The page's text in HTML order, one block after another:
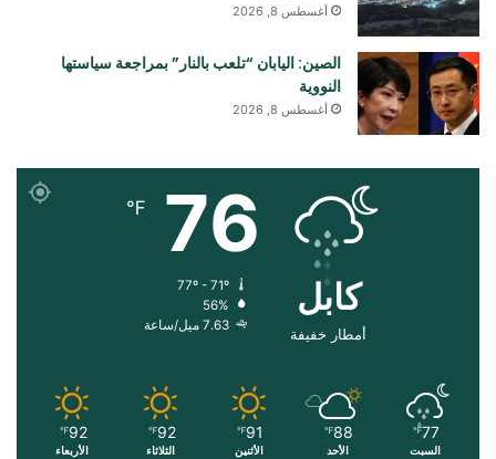
أغسطس 8, 2026
الصين: اليابان “تلعب بالنار” بمراجعة سياستها
النووية
أغسطس 8, 2026
کابل
أمطار خفيفة
76
℉
56%
7.63 ميل/ساعة
77
℉
السبت
88
℉
الأحد
91
℉
الأثنين
92
℉
الثلاثاء
92
℉
الأربعاء